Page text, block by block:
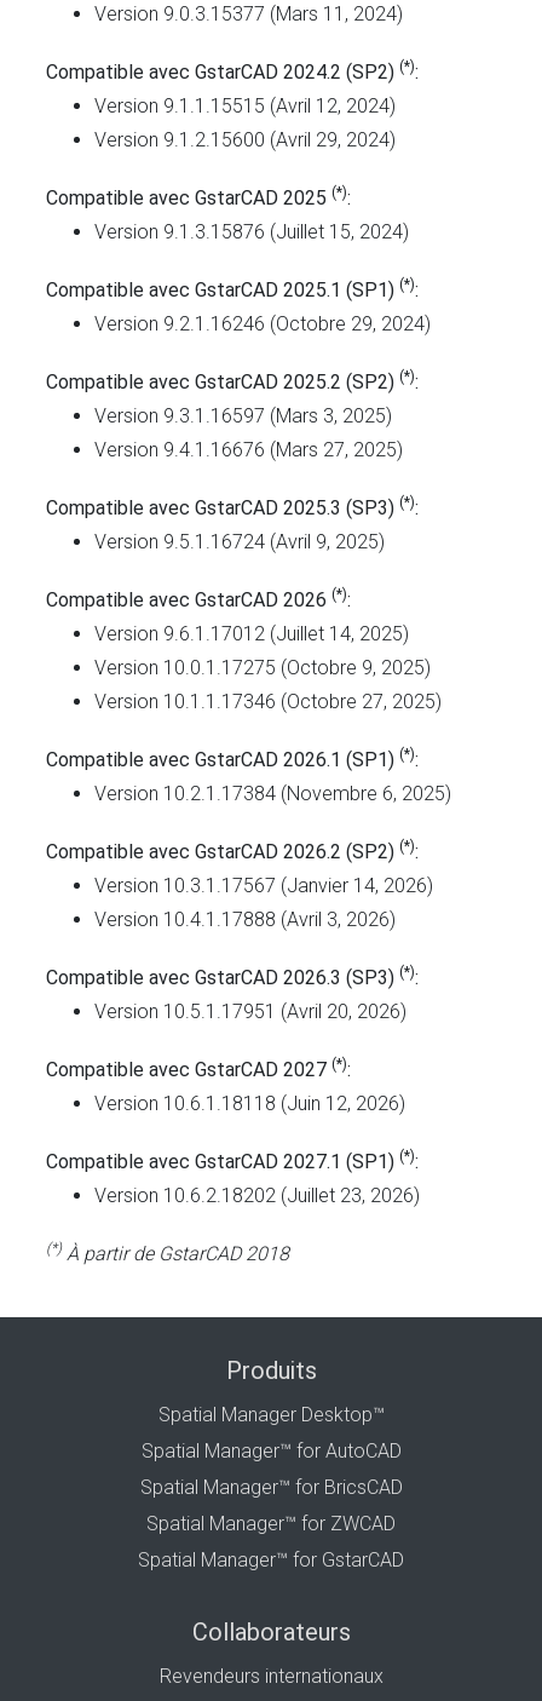
Version 9.0.3.15377 (Mars 11, 2024)
Compatible avec GstarCAD 2024.2 (SP2) (*):
Version 9.1.1.15515 (Avril 12, 2024)
Version 9.1.2.15600 (Avril 29, 2024)
Compatible avec GstarCAD 2025 (*):
Version 9.1.3.15876 (Juillet 15, 2024)
Compatible avec GstarCAD 2025.1 (SP1) (*):
Version 9.2.1.16246 (Octobre 29, 2024)
Compatible avec GstarCAD 2025.2 (SP2) (*):
Version 9.3.1.16597 (Mars 3, 2025)
Version 9.4.1.16676 (Mars 27, 2025)
Compatible avec GstarCAD 2025.3 (SP3) (*):
Version 9.5.1.16724 (Avril 9, 2025)
Compatible avec GstarCAD 2026 (*):
Version 9.6.1.17012 (Juillet 14, 2025)
Version 10.0.1.17275 (Octobre 9, 2025)
Version 10.1.1.17346 (Octobre 27, 2025)
Compatible avec GstarCAD 2026.1 (SP1) (*):
Version 10.2.1.17384 (Novembre 6, 2025)
Compatible avec GstarCAD 2026.2 (SP2) (*):
Version 10.3.1.17567 (Janvier 14, 2026)
Version 10.4.1.17888 (Avril 3, 2026)
Compatible avec GstarCAD 2026.3 (SP3) (*):
Version 10.5.1.17951 (Avril 20, 2026)
Compatible avec GstarCAD 2027 (*):
Version 10.6.1.18118 (Juin 12, 2026)
Compatible avec GstarCAD 2027.1 (SP1) (*):
Version 10.6.2.18202 (Juillet 23, 2026)
(*)À partir de GstarCAD 2018
Produits
Spatial Manager Desktop™
Spatial Manager™ for AutoCAD
Spatial Manager™ for BricsCAD
Spatial Manager™ for ZWCAD
Spatial Manager™ for GstarCAD
Collaborateurs
Revendeurs internationaux